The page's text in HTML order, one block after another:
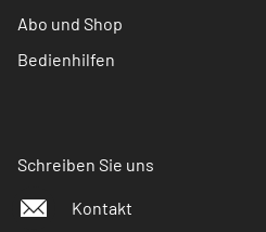
Abo und Shop
Bedienhilfen
Schreiben Sie uns
Kontakt